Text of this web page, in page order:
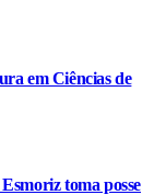
em Ciências de
toma posse